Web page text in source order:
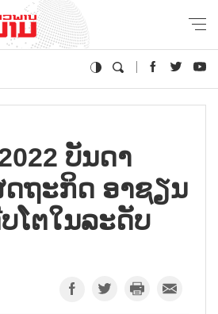
ບັນດາ
ດຖະກິດ ອາຊຽນ
ໂຕໃນລະດັບ